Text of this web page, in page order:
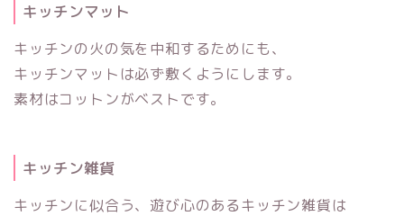
キッチンマット
キッチンの火の気を中和するためにも、
キッチンマットは必ず敷くようにします。
素材はコットンがベストです。
キッチン雑貨
キッチンに似合う、遊び心のあるキッチン雑貨は